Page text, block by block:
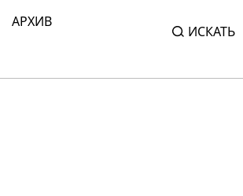
АРХИВ
ИСКАТЬ